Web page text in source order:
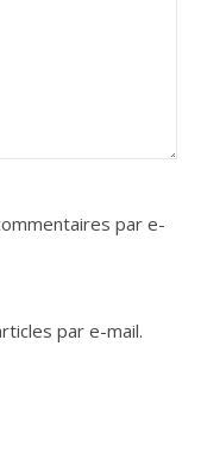
par e-
par e-mail.